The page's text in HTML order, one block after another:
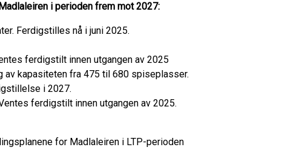
i perioden frem mot 2027:
Ferdigstilles nå i juni 2025.
ferdigstilt innen utgangen av 2025
kapasiteten fra 475 til 680 spiseplasser.
i 2027.
ferdigstilt innen utgangen av 2025.
for Madlaleiren i LTP-perioden